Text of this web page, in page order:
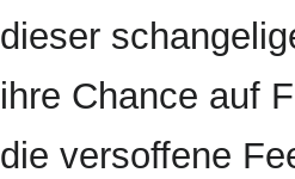
dieser
ihre Chance auf
die versoffene